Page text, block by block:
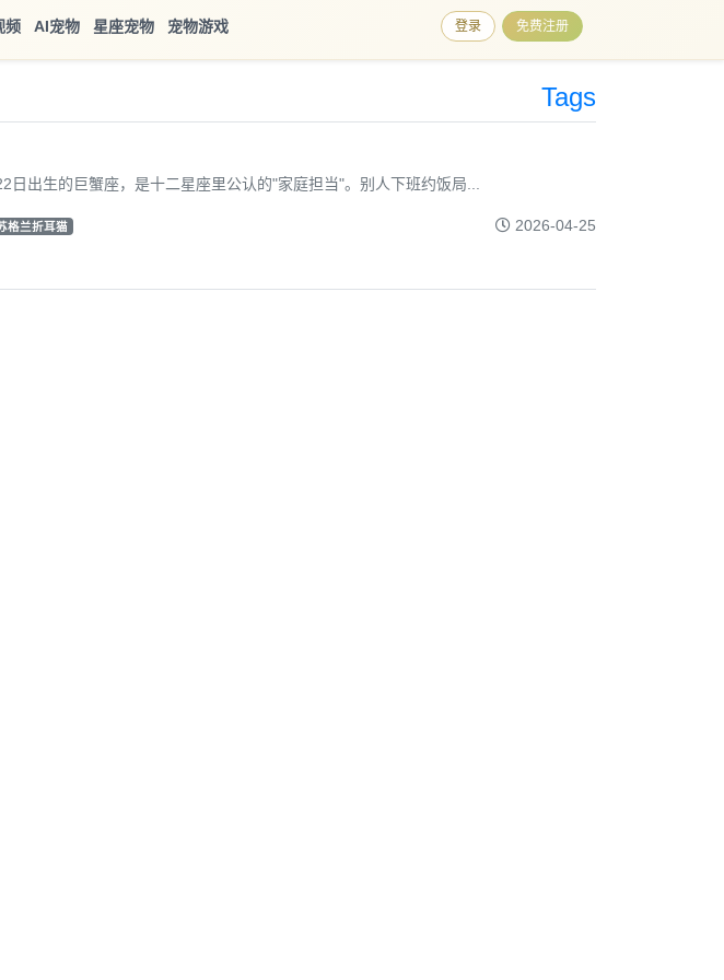
频 AI宠物 星座宠物 宠物游戏 登录 免费注册
Tags
出生的巨蟹座，是十二星座里公认的"家庭担当"。别人下班约饭局...
格兰折耳猫 2026-04-25